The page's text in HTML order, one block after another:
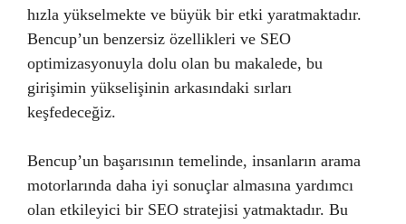
hızla yükselmekte ve büyük bir etki yaratmaktadır.
Bencup’un benzersiz özellikleri ve SEO
optimizasyonuyla dolu olan bu makalede, bu
girişimin yükselişinin arkasındaki sırları
keşfedeceğiz.
Bencup’un başarısının temelinde, insanların arama
motorlarında daha iyi sonuçlar almasına yardımcı
olan etkileyici bir SEO stratejisi yatmaktadır. Bu